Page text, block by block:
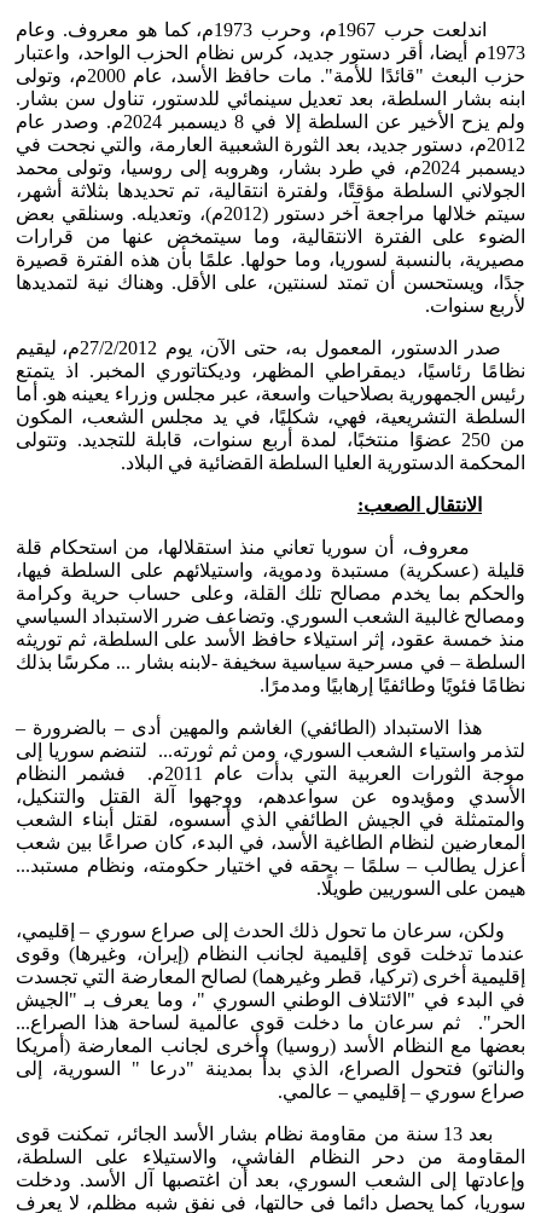
اندلعت حرب 1967م، وحرب 1973م، كما هو معروف. وعام
1973م أيضا، أقر دستور جديد، كرس نظام الحزب الواحد، واعتبار
حزب البعث "قائدًا للأمة". مات حافظ الأسد، عام 2000م، وتولى
ابنه بشار السلطة، بعد تعديل سينمائي للدستور، تناول سن بشار.
ولم يزح الأخير عن السلطة إلا في 8 ديسمبر 2024م. وصدر عام
2012م، دستور جديد، بعد الثورة الشعبية العارمة، والتي نجحت في
ديسمبر 2024م، في طرد بشار، وهروبه إلى روسيا، وتولى محمد
الجولاني السلطة مؤقتًا، ولفترة انتقالية، تم تحديدها بثلاثة أشهر،
سيتم خلالها مراجعة آخر دستور (2012م)، وتعديله. وسنلقي بعض
الضوء على الفترة الانتقالية، وما سيتمخض عنها من قرارات
مصيرية، بالنسبة لسوريا، وما حولها. علمًا بأن هذه الفترة قصيرة
جدًا، ويستحسن أن تمتد لسنتين، على الأقل. وهناك نية لتمديدها
لأربع سنوات.
صدر الدستور، المعمول به، حتى الآن، يوم 27/2/2012م، ليقيم
نظامًا رئاسيًا، ديمقراطي المظهر، وديكتاتوري المخبر. اذ يتمتع
رئيس الجمهورية بصلاحيات واسعة، عبر مجلس وزراء يعينه هو. أما
السلطة التشريعية، فهي، شكليًا، في يد مجلس الشعب، المكون
من 250 عضوًا منتخبًا، لمدة أربع سنوات، قابلة للتجديد. وتتولى
المحكمة الدستورية العليا السلطة القضائية في البلاد.
الانتقال الصعب:
معروف، أن سوريا تعاني منذ استقلالها، من استحكام قلة
قليلة (عسكرية) مستبدة ودموية، واستيلائهم على السلطة فيها،
والحكم بما يخدم مصالح تلك القلة، وعلى حساب حرية وكرامة
ومصالح غالبية الشعب السوري. وتضاعف ضرر الاستبداد السياسي
منذ خمسة عقود، إثر استيلاء حافظ الأسد على السلطة، ثم توريثه
السلطة – في مسرحية سياسية سخيفة -لابنه بشار ... مكرسًا بذلك
نظامًا فئويًا وطائفيًا إرهابيًا ومدمرًا.
هذا الاستبداد (الطائفي) الغاشم والمهين أدى – بالضرورة –
لتذمر واستياء الشعب السوري، ومن ثم ثورته... لتنضم سوريا إلى
موجة الثورات العربية التي بدأت عام 2011م. فشمر النظام
الأسدي ومؤيدوه عن سواعدهم، ووجهوا آلة القتل والتنكيل،
والمتمثلة في الجيش الطائفي الذي أسسوه، لقتل أبناء الشعب
المعارضين لنظام الطاغية الأسد، في البدء، كان صراعًا بين شعب
أعزل يطالب – سلمًا – بحقه في اختيار حكومته، ونظام مستبد...
هيمن على السوريين طويلًا.
ولكن، سرعان ما تحول ذلك الحدث إلى صراع سوري – إقليمي،
عندما تدخلت قوى إقليمية لجانب النظام (إيران، وغيرها) وقوى
إقليمية أخرى (تركيا، قطر وغيرهما) لصالح المعارضة التي تجسدت
في البدء في "الائتلاف الوطني السوري "، وما يعرف بـ "الجيش
الحر". ثم سرعان ما دخلت قوى عالمية لساحة هذا الصراع...
بعضها مع النظام الأسد (روسيا) وأخرى لجانب المعارضة (أمريكا
والناتو) فتحول الصراع، الذي بدأ بمدينة "درعا " السورية، إلى
صراع سوري – إقليمي – عالمي.
بعد 13 سنة من مقاومة نظام بشار الأسد الجائر، تمكنت قوى
المقاومة من دحر النظام الفاشي، والاستيلاء على السلطة،
وإعادتها إلى الشعب السوري، بعد أن اغتصبها آل الأسد. ودخلت
سوريا، كما يحصل دائما في حالتها، في نفق شبه مظلم، لا يعرف